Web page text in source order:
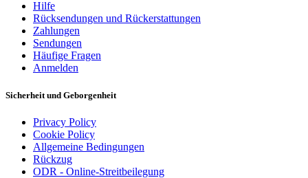
Hilfe
Rücksendungen und Rückerstattungen
Zahlungen
Sendungen
Häufige Fragen
Anmelden
Sicherheit und Geborgenheit
Privacy Policy
Cookie Policy
Allgemeine Bedingungen
Rückzug
ODR - Online-Streitbeilegung